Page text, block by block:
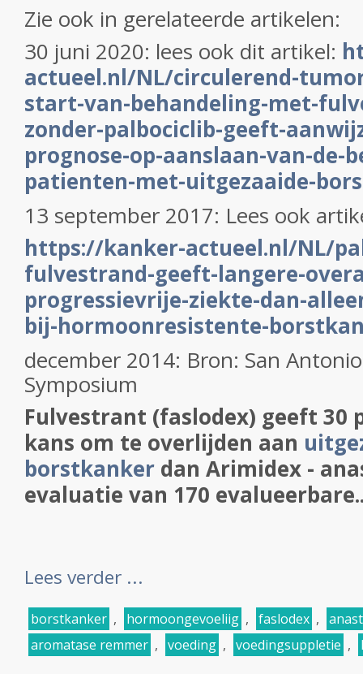
Zie ook in gerelateerde artikelen:
30 juni 2020: lees ook dit artikel:
actueel.nl/NL/circulerend-
start-van-behandeling-met-
zonder-palbociclib-geeft-
prognose-op-aanslaan-van-de-
patienten-met-uitgezaaide-
13 september 2017: Lees ook
https://kanker-actueel.nl/NL/
fulvestrand-geeft-langere-
progressievrije-ziekte-dan-
bij-hormoonresistente-
december 2014: Bron: San
Symposium
Fulvestrant (faslodex) geeft 30
kans om te overlijden aan
borstkanker dan Arimidex -
evaluatie van 170
Lees verder ...
borstkanker , hormoongevoeliig , faslodex ,
aromatase remmer , voeding , voedingsuppletie ,